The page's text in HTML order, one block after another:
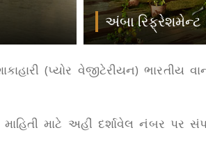
અંબા રિફ્રેશમેન્ટ
(પ્યોર વેજીટેરીયન)
માટે અહીં દર્શાવેલ નંબર પર